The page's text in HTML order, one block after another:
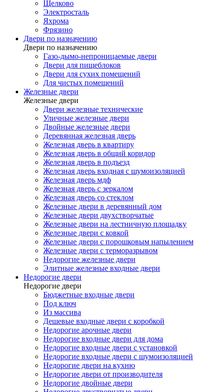
Щелково
Электросталь
Яхрома
Фрязино
Двери по назначению
Двери по назначению
Газо-дымо-непроницаемые двери
Двери для пищеблоков
Двери для сухих помещений
Для чистых помещений
Железные двери
Железные двери
Двери железные технические
Уличные железные двери
Двойные железные двери
Деревянная железная дверь
Железная дверь в квартиру
Железная дверь в общий коридор
Железная дверь в подъезд
Железная дверь входная с шумоизоляцией
Железная дверь мдф
Железная дверь с зеркалом
Железная дверь со стеклом
Железные двери в деревянный дом
Железные двери двухстворчатые
Железные двери на лестничную площадку
Железные двери с ковкой
Железные двери с порошковым напылением
Железные двери с терморазрывом
Недорогие железные двери
Элитные железные входные двери
Недорогие двери
Недорогие двери
Бюджетные входные двери
Под ключ
Из массива
Дешевые входные двери с коробкой
Недорогие арочные двери
Недорогие входные двери для дома
Недорогие входные двери с установкой
Недорогие входные двери с шумоизоляцией
Недорогие двери на кухню
Недорогие двери от производителя
Недорогие двойные двери